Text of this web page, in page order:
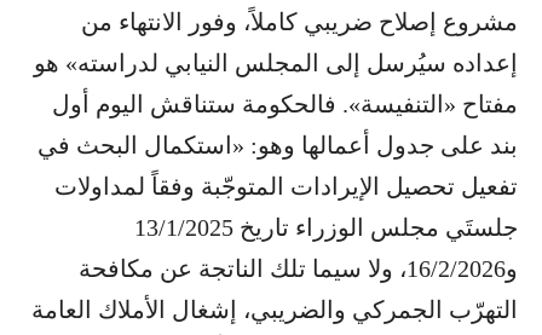
مشروع إصلاح ضريبي كاملاً، وفور الانتهاء من
إعداده سيُرسل إلى المجلس النيابي لدراسته» هو
مفتاح «التنفيسة». فالحكومة ستناقش اليوم أول
بند على جدول أعمالها وهو: «استكمال البحث في
تفعيل تحصيل الإيرادات المتوجّبة وفقاً لمداولات
جلستَي مجلس الوزراء تاريخ 13/1/2025
و16/2/2026، ولا سيما تلك الناتجة عن مكافحة
التهرّب الجمركي والضريبي، إشغال الأملاك العامة